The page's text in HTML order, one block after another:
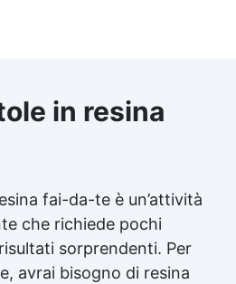
in resina
fai-da-te è un’attività
che richiede pochi
sorprendenti. Per
avrai bisogno di resina